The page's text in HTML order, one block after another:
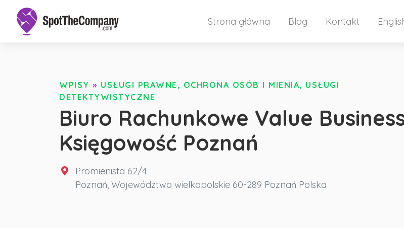
Strona główna Blog Kontakt
WPISY » USŁUGI PRAWNE, OCHRONA OSÓB I MIENIA, USŁUGI
DETEKTYWISTYCZNE
Biuro Rachunkowe Value
Księgowość Poznań
Promienista 62/4
Poznań, Województwo wielkopolskie 60-289 Poznań Polska